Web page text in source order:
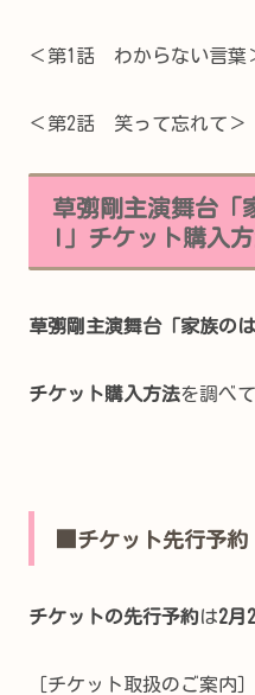
＜第1話 わからない言葉
＜第2話 笑って忘れて
草彅剛主演舞台「
I」チケット購入
草彅剛主演舞台「家族のは
チケット購入方法を調べ
■チケット先行予約
チケットの先行予約は2月
［チケット取扱のご案内］